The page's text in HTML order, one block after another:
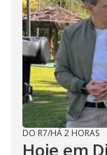
DO R7/HÁ 2 HORAS
Hoje em